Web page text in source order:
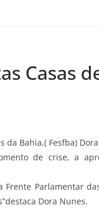
Casas
da Bahia,( Fesfba)
de crise, a
Parlamentar
Dora Nunes.